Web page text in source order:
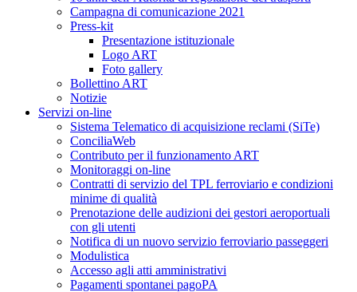
Campagna di comunicazione 2021
Press-kit
Presentazione istituzionale
Logo ART
Foto gallery
Bollettino ART
Notizie
Servizi on-line
Sistema Telematico di acquisizione reclami (SiTe)
ConciliaWeb
Contributo per il funzionamento ART
Monitoraggi on-line
Contratti di servizio del TPL ferroviario e condizioni
minime di qualità
Prenotazione delle audizioni dei gestori aeroportuali
con gli utenti
Notifica di un nuovo servizio ferroviario passeggeri
Modulistica
Accesso agli atti amministrativi
Pagamenti spontanei pagoPA